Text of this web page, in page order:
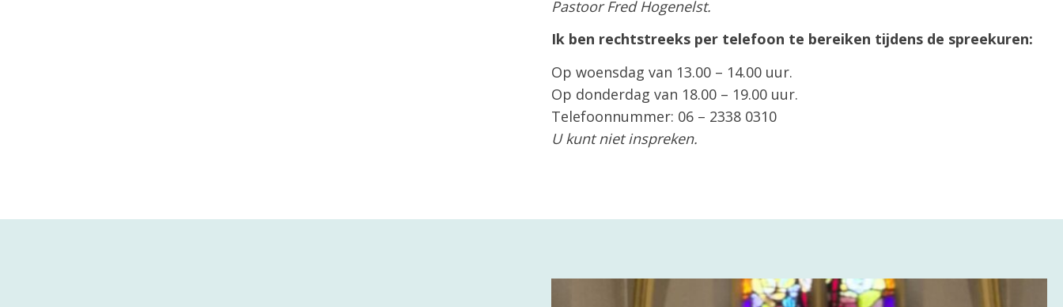
Pastoor Fred Hogenelst.
Ik ben rechtstreeks per telefoon te bereiken tijdens de spreekuren:
Op woensdag van 13.00 – 14.00 uur.
Op donderdag van 18.00 – 19.00 uur.
Telefoonnummer: 06 – 2338 0310
U kunt niet inspreken.